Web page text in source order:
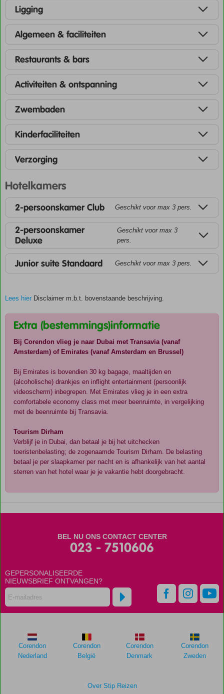
Ligging
Algemeen & faciliteiten
Restaurants & bars
Activiteiten & ontspanning
Zwembaden
Kinderfaciliteiten
Verzorging
Hotelkamers
2-persoonskamer Club Geschikt voor max 3 pers.
2-persoonskamer
Deluxe
Geschikt voor max 3
pers.
Junior suite Standaard Geschikt voor max 3 pers.
Lees hier Disclaimer m.b.t. bovenstaande beschrijving.
Extra (bestemmings)informatie
Bij Corendon vlieg je naar Dubai met Transavia (vanaf
Amsterdam) of Emirates (vanaf Amsterdam en Brussel)
Bij Emirates is bovendien 30 kg bagage, maaltijden en
(alcoholische) drankjes en inflight entertainment (persoonlijk
videoscherm) inbegrepen. Met Emirates vlieg je in een extra
comfortabele economy class met meer beenruimte, in vergelijking
met de beenruimte bij Transavia.
Tourism Dirham
Verblijf je in Dubai, dan betaal je bij het uitchecken
toeristenbelasting; de zogenaamde Tourism Dirham. De belasting
betaal je per slaapkamer per nacht en is afhankelijk van het aantal
sterren van het hotel waar je je vakantie hebt doorgebracht.
hun
verblijf
in
Crowne
Scores
BEL NU ONS CONTACT CENTER
023 - 7510606
GEPERSONALISEERDE
NIEUWSBRIEF ONTVANGEN?
Over Stip Reizen
Corendon
Nederland
Corendon
België
Corendon
Denmark
Corendon
Zweden